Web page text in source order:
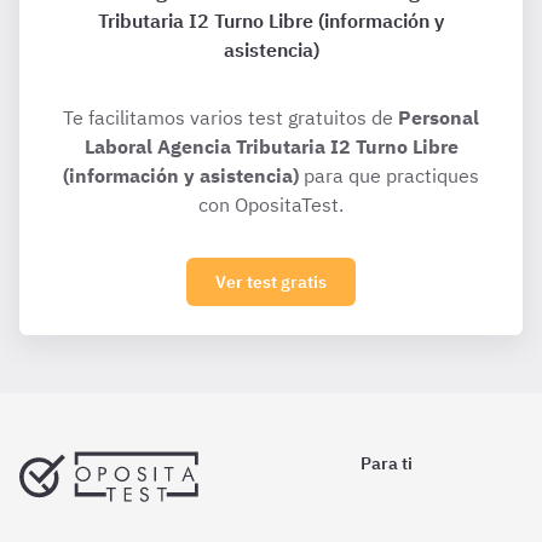
Tributaria I2 Turno Libre (información y
asistencia)
Te facilitamos varios test gratuitos de Personal
Laboral Agencia Tributaria I2 Turno Libre
(información y asistencia) para que practiques
con OpositaTest.
Ver test gratis
Para ti